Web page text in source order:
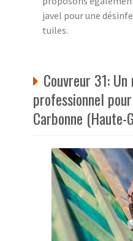
javel pour une
tuiles.
Couvreur 31:
professionnel
Carbonne (Haute-